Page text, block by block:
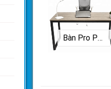
Bàn Pro P1470